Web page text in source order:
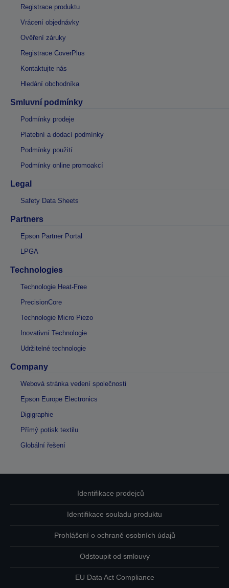
Registrace produktu
Vrácení objednávky
Ověření záruky
Registrace CoverPlus
Kontaktujte nás
Hledání obchodníka
Smluvní podmínky
Podmínky prodeje
Platební a dodací podmínky
Podmínky použití
Podmínky online promoakcí
Legal
Safety Data Sheets
Partners
Epson Partner Portal
LPGA
Technologies
Technologie Heat-Free
PrecisionCore
Technologie Micro Piezo
Inovativní Technologie
Udržitelné technologie
Company
Webová stránka vedení společnosti
Epson Europe Electronics
Digigraphie
Přímý potisk textilu
Globální řešení
Identifikace prodejců
Identifikace souladu produktu
Prohlášení o ochraně osobních údajů
Odstoupit od smlouvy
EU Data Act Compliance